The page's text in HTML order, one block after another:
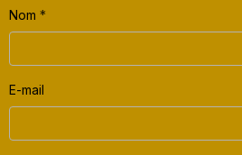
Nom
E-mail